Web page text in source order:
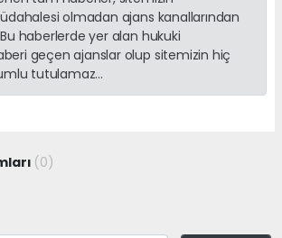
olmadan ajans kanallarından
haberlerde yer alan hukuki
geçen ajanslar olup sitemizin hiç
tutulamaz...
(0)